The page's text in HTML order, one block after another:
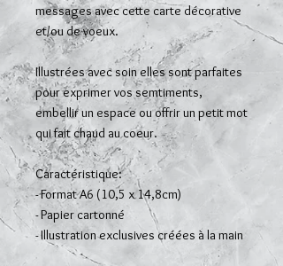
messages avec cette carte décorative
et/ou de voeux.
Illustrées avec soin elles sont parfaites
pour exprimer vos semtiments,
embellir un espace ou offrir un petit mot
qui fait chaud au coeur.
Caractéristique:
- Format A6 (10,5 x 14,8cm)
- Papier cartonné
- Illustration exclusives créées à la main